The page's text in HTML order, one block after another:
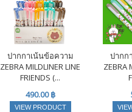
ปากกาเน้นข้อความ
ZEBRA MILDLINER LINE
FRIENDS (...
490.00 ฿
VIEW PRODUCT
ปากก
ZEBRA